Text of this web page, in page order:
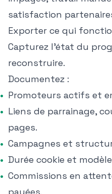
satisfaction
Exporter ce qui
Capturez l'état du
reconstruire.
Documentez :
Promoteurs actifs et
Liens de parrainage,
pages.
Campagnes et
Durée cookie et
Commissions en